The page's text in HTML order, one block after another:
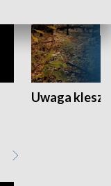
Uwaga